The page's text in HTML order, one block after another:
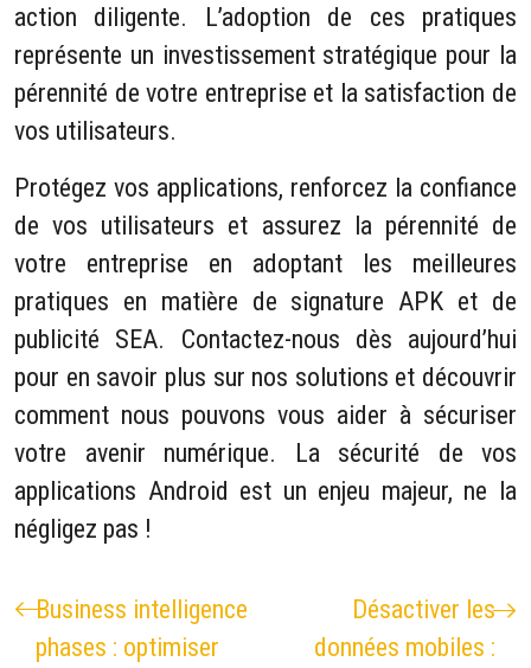
action diligente. L’adoption de ces pratiques
représente un investissement stratégique pour la
pérennité de votre entreprise et la satisfaction de
vos utilisateurs.
Protégez vos applications, renforcez la confiance
de vos utilisateurs et assurez la pérennité de
votre entreprise en adoptant les meilleures
pratiques en matière de signature APK et de
publicité SEA. Contactez-nous dès aujourd’hui
pour en savoir plus sur nos solutions et découvrir
comment nous pouvons vous aider à sécuriser
votre avenir numérique. La sécurité de vos
applications Android est un enjeu majeur, ne la
négligez pas !
Business intelligence
phases : optimiser
Désactiver les
données mobiles :